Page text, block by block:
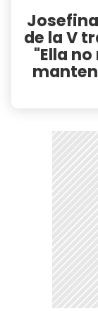
de la V
"Ella